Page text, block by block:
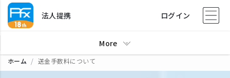
法人提携 ログイン
More
ホーム 送金手数料について